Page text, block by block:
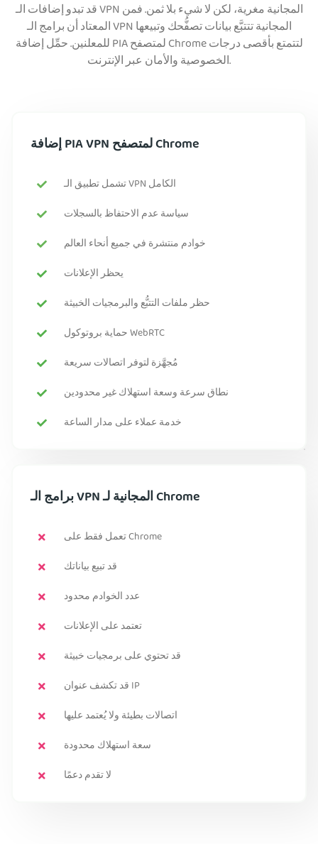
قد تبدو إضافات الـ VPN المجانية مغرية، لكن لا شيء بلا ثمن. فمن
المعتاد أن برامج الـ VPN المجانية تتتبَّع بيانات تصفُّحك وتبيعها
للمعلنين. حمِّل إضافة PIA لمتصفح Chrome لتتمتع بأقصى درجات
الخصوصية والأمان عبر الإنترنت.
إضافة PIA VPN لمتصفح Chrome
تشمل تطبيق الـ VPN الكامل
سياسة عدم الاحتفاظ بالسجلات
خوادم منتشرة في جميع أنحاء العالم
يحظر الإعلانات
حظر ملفات التتبُّع والبرمجيات الخبيثة
حماية بروتوكول WebRTC
مُجهَّزة لتوفر اتصالات سريعة
نطاق سرعة وسعة استهلاك غير محدودين
خدمة عملاء على مدار الساعة
برامج الـ VPN المجانية لـ Chrome
تعمل فقط على Chrome
قد تبيع بياناتك
عدد الخوادم محدود
تعتمد على الإعلانات
قد تحتوي على برمجيات خبيثة
قد تكشف عنوان IP
اتصالات بطيئة ولا يُعتمد عليها
سعة استهلاك محدودة
لا تقدم دعمًا